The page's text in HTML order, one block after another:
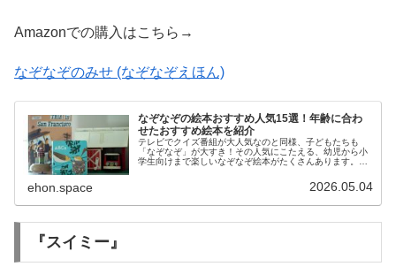
Amazonでの購入はこちら→
なぞなぞのみせ (なぞなぞえほん)
なぞなぞの絵本おすすめ人気15選！年齢に合わ
せたおすすめ絵本を紹介
テレビでクイズ番組が大人気なのと同様、子どもたちも
「なぞなぞ」が大すき！その人気にこたえる、幼児から小
学生向けまで楽しいなぞなぞ絵本がたくさんあります。こ
ehon.space 2026.05.04
『スイミー』